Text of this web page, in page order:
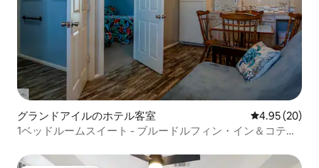
グランドアイルのホテル客室 レビュー20
4.95 (20)
1ベッドルームスイート - ブルードルフィン・イン＆コテー